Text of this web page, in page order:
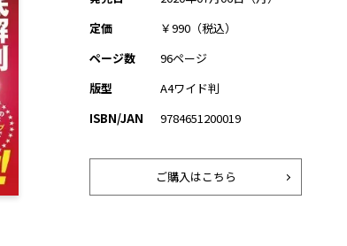
定価
￥990（税込）
ページ数
96ページ
版型
A4ワイド判
ISBN/JAN
9784651200019
ご購入はこちら